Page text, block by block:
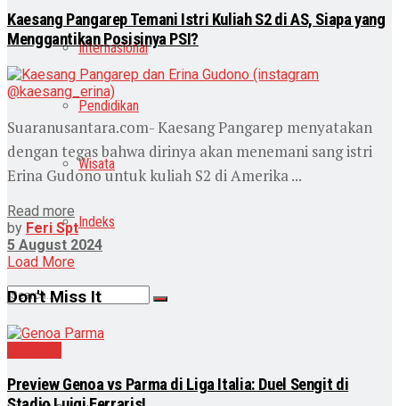
Internasional
Pendidikan
Wisata
Indeks
Kaesang Pangarep Temani Istri Kuliah S2 di AS, Siapa yang
Menggantikan Posisinya PSI?
Suaranusantara.com- Kaesang Pangarep menyatakan
dengan tegas bahwa dirinya akan menemani sang istri
Erina Gudono untuk kuliah S2 di Amerika ...
Read more
by Feri Spt
5 August 2024
Load More
Don't Miss It
Preview Genoa vs Parma di Liga Italia: Duel Sengit di